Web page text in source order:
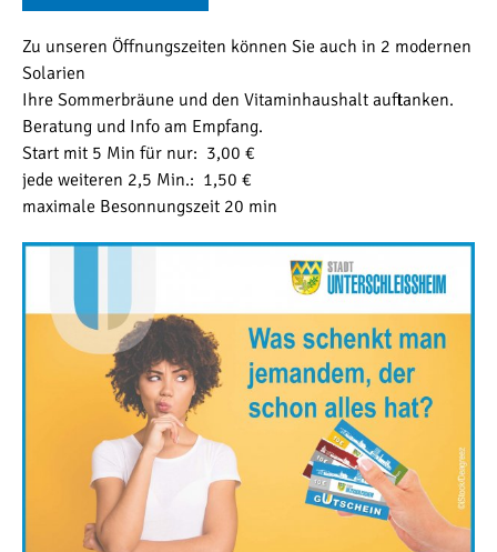
Zu unseren Öffnungszeiten können Sie auch in 2 modernen
Solarien
Ihre Sommerbräune und den Vitaminhaushalt auftanken.
Beratung und Info am Empfang.
Start mit 5 Min für nur: 3,00 €
jede weiteren 2,5 Min.: 1,50 €
maximale Besonnungszeit 20 min